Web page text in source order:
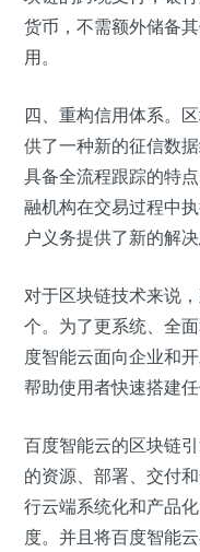
货币，不需额外储备
用。
四、重构信用体系。
供了一种新的征信数
具备全流程跟踪的特
融机构在交易过程中
户义务提供了新的解决
对于区块链技术来说
个。为了更系统、全
度智能云面向企业和
帮助使用者快速搭建
百度智能云的区块链
的资源、部署、交付
行云端系统化和产品
度。并且将百度智能